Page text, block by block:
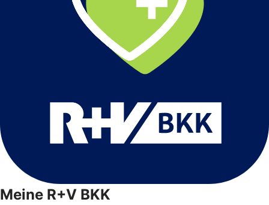
Meine R+V BKK